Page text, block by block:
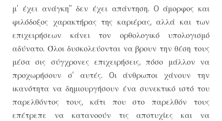
μ’ έχει ανάγκη” δεν έχει απάντηση. O άμορφος και
φιλόδοξος χαρακτήρας της καριέρας, αλλά και των
επιχειρήσεων κάνει τον ορθολογικό υπολογισμό
αδύνατο. Όλοι δυσκολεύονται να βρουν την θέση τους
μέσα σις σύγχρονες επιχειρήσεις, πόσο μάλλον να
προχωρήσουν σ’ αυτές. Oι άνθρωποι χάνουν την
ικανότητα να δημιουργήσουν ένα συνεκτικό ιστό του
παρελθόντος τους, κάτι που στο παρελθόν τους
επέτρεπε να κατανοούν τις αποτυχίες και να